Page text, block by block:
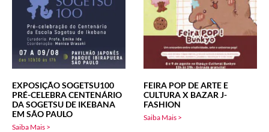
EXPOSIÇÃO SOGETSU100
PRÉ-CELEBRA CENTENÁRIO
DA SOGETSU DE IKEBANA
EM SÃO PAULO
Saiba Mais >
FEIRA POP DE ARTE E
CULTURA X BAZAR J-
FASHION
Saiba Mais >